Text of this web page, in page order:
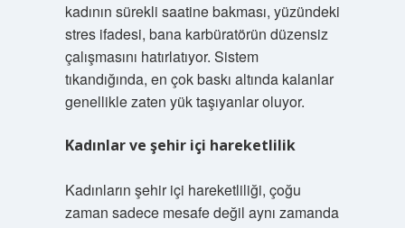
kadının sürekli saatine bakması, yüzündeki
stres ifadesi, bana karbüratörün düzensiz
çalışmasını hatırlatıyor. Sistem
tıkandığında, en çok baskı altında kalanlar
genellikle zaten yük taşıyanlar oluyor.
Kadınlar ve şehir içi hareketlilik
Kadınların şehir içi hareketliliği, çoğu
zaman sadece mesafe değil aynı zamanda